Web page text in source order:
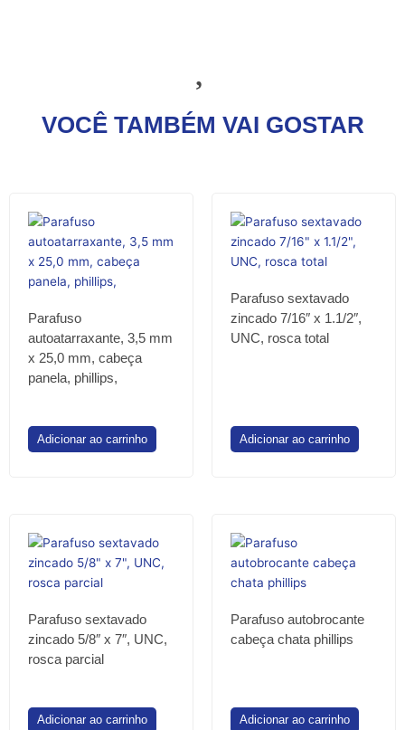
VOCÊ TAMBÉM VAI GOSTAR
Parafuso
autoatarraxante, 3,5 mm
x 25,0 mm, cabeça
panela, phillips,
Adicionar ao carrinho
Parafuso sextavado
zincado 7/16″ x 1.1/2″,
UNC, rosca total
Adicionar ao carrinho
Parafuso sextavado
zincado 5/8″ x 7″, UNC,
rosca parcial
Adicionar ao carrinho
Parafuso autobrocante
cabeça chata phillips
Adicionar ao carrinho